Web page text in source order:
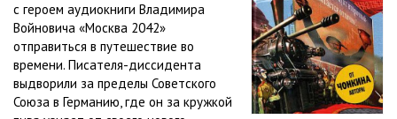
с героем аудиокниги Владимира
Войновича «Москва 2042»
отправиться в путешествие во
времени. Писателя-диссидента
выдворили за пределы Советского
Союза в Германию, где он за кружкой